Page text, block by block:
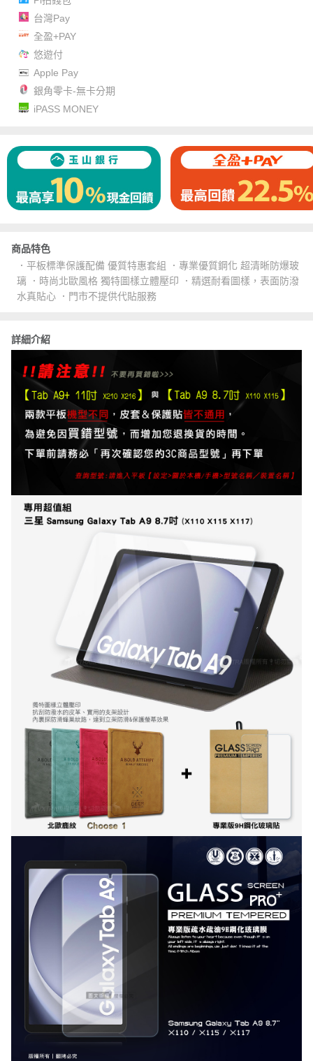
台灣Pay
全盈+PAY
悠遊付
Apple Pay
銀角零卡-無卡分期
iPASS MONEY
商品特色
．平板標準保護配備 優質特惠套組 ．專業優質鋼化 超清晰防爆玻
璃 ．時尚北歐風格 獨特圖樣立體壓印 ．精選耐看圖樣，表面防潑
水真貼心 ．門市不提供代貼服務
詳細介紹